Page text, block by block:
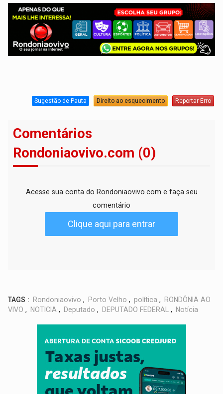
Sugestão de Pauta Direito ao esquecimento Reportar Erro
Comentários
Rondoniaovivo.com (0)
Acesse sua conta do Rondoniaovivo.com e faça seu
comentário
Clique aqui para entrar
TAGS : Rondoniaovivo , Porto Velho , política ,
RONDÔNIA AO
VIVO , NOTICIA , Deputado , DEPUTADO FEDERAL , Notícia